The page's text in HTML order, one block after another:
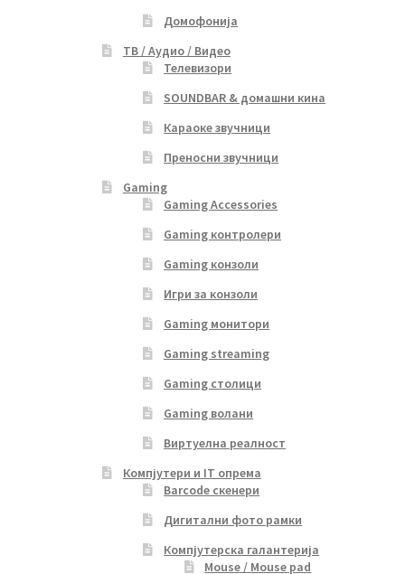
Домофонија
ТВ / Аудио / Видео
Телевизори
SOUNDBAR & домашни кина
Караоке звучници
Преносни звучници
Gaming
Gaming Accessories
Gaming контролери
Gaming конзоли
Игри за конзоли
Gaming монитори
Gaming streaming
Gaming столици
Gaming волани
Виртуелна реалност
Компјутери и IT опрема
Barcode скенери
Дигитални фото рамки
Компјутерска галантерија
Mouse / Mouse pad